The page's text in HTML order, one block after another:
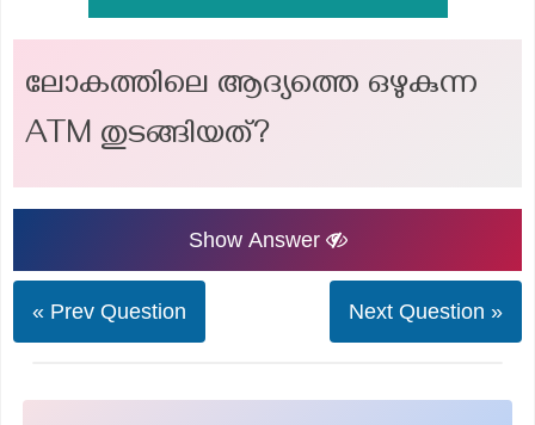
ലോകത്തിലെ ആദ്യത്തെ ഒഴുകുന്ന
ATM തുടങ്ങിയത്?
Show Answer
« Prev Question Next Question »